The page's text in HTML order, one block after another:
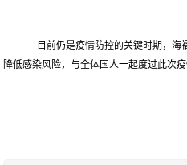
目前仍是疫情防控的关键时期，海
降低感染风险，与全体国人一起度过此次